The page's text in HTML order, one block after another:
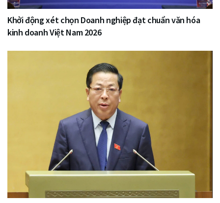
Khởi động xét chọn Doanh nghiệp đạt chuẩn văn hóa
kinh doanh Việt Nam 2026